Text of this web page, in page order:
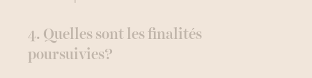
4. Quelles sont les finalités
poursuivies?